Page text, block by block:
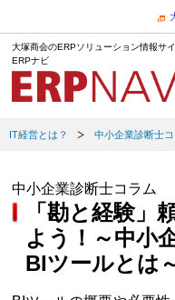
大塚商会のERPソリューション情報サ
ERPナビ
IT経営とは？ 中小企業診断士
中小企業診断士コラム
「勘と経験」
よう！～中小
BIツールとは